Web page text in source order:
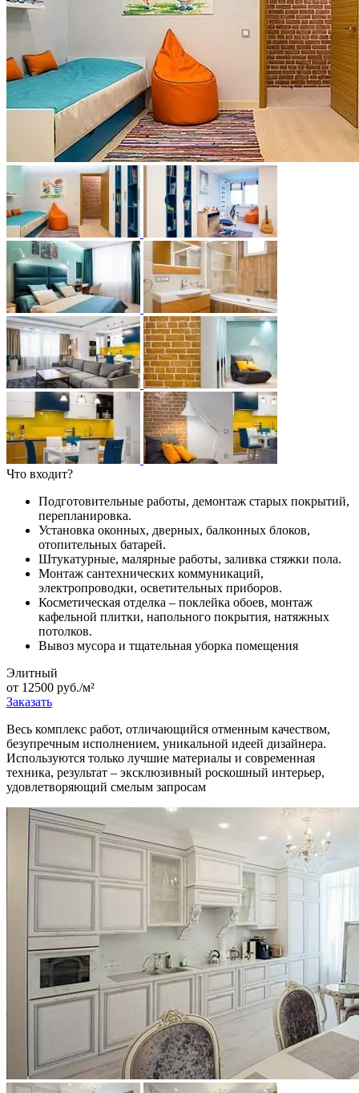
Что входит?
Подготовительные работы, демонтаж старых покрытий,
перепланировка.
Установка оконных, дверных, балконных блоков,
отопительных батарей.
Штукатурные, малярные работы, заливка стяжки пола.
Монтаж сантехнических коммуникаций,
электропроводки, осветительных приборов.
Косметическая отделка – поклейка обоев, монтаж
кафельной плитки, напольного покрытия, натяжных
потолков.
Вывоз мусора и тщательная уборка помещения
Элитный
от 12500 руб./м²
Заказать
Весь комплекс работ, отличающийся отменным качеством,
безупречным исполнением, уникальной идеей дизайнера.
Используются только лучшие материалы и современная
техника, результат – эксклюзивный роскошный интерьер,
удовлетворяющий смелым запросам